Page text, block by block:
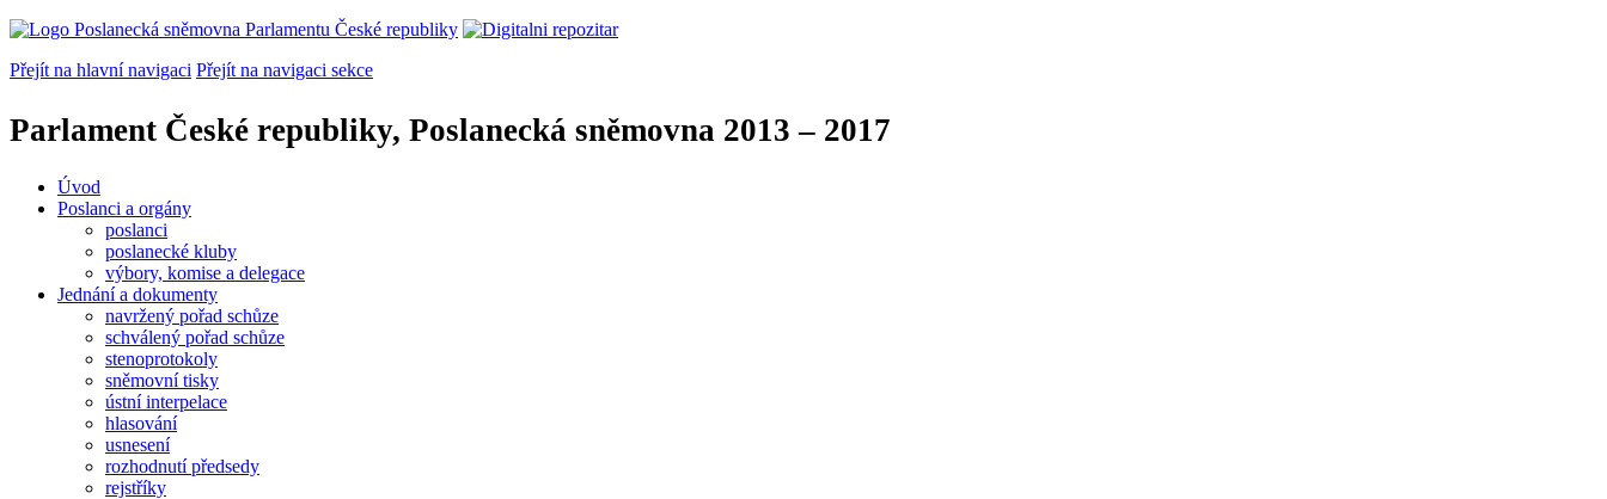
Přejít na hlavní navigaci Přejít na navigaci sekce
Parlament České republiky, Poslanecká sněmovna 2013 – 2017
Úvod
Poslanci a orgány
poslanci
poslanecké kluby
výbory, komise a delegace
Jednání a dokumenty
navržený pořad schůze
schválený pořad schůze
stenoprotokoly
sněmovní tisky
ústní interpelace
hlasování
usnesení
rozhodnutí předsedy
rejstříky